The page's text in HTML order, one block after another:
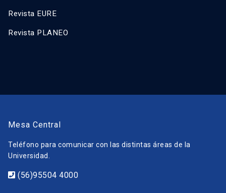
Revista EURE
Revista PLANEO
Mesa Central
Teléfono para comunicar con las distintas áreas de la
Universidad.
(56)95504 4000